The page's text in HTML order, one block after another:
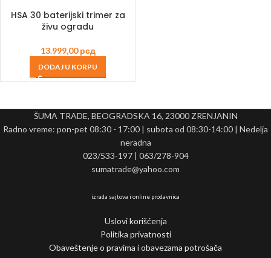
HSA 30 baterijski trimer za
živu ogradu
13.999,00рсд
DODAJ U KORPU
ŠUMA TRADE, BEOGRADSKA 16, 23000 ZRENJANIN
Radno vreme: pon-pet 08:30 - 17:00 | subota od 08:30-14:00 | Nedelja
neradna
023/533-197 | 063/278-904
sumatrade@yahoo.com
izrada sajtova i online prodavnica
Uslovi korišćenja
Politika privatnosti
Obaveštenje o pravima i obavezama potrošača